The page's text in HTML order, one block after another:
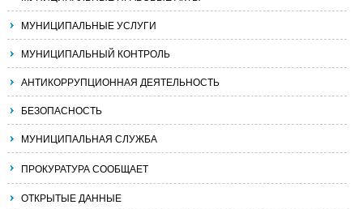
МУНИЦИПАЛЬНЫЕ УСЛУГИ
МУНИЦИПАЛЬНЫЙ КОНТРОЛЬ
АНТИКОРРУПЦИОННАЯ ДЕЯТЕЛЬНОСТЬ
БЕЗОПАСНОСТЬ
МУНИЦИПАЛЬНАЯ СЛУЖБА
ПРОКУРАТУРА СООБЩАЕТ
ОТКРЫТЫЕ ДАННЫЕ